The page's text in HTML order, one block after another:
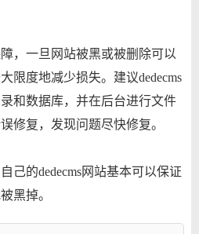
一旦网站被黑或被删除可以
限度地减少损失。建议dedecms
和数据库，并在后台进行文件
修复，发现问题尽快修复。
的dedecms网站基本可以保证
黑掉。